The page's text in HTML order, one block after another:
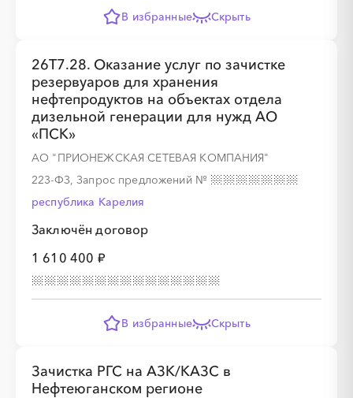
В избранные Скрыть
26Т7.28. Оказание услуг по зачистке
резервуаров для хранения
нефтепродуктов на объектах отдела
дизельной генерации для нужд АО
«ПСК»
АО "ПРИОНЕЖСКАЯ СЕТЕВАЯ КОМПАНИЯ"
223-ФЗ, Запрос предложений №
республика Карелия
Заключён договор
1 610 400 ₽
В избранные Скрыть
Зачистка РГС на АЗК/КАЗС в
Нефтеюганском регионе